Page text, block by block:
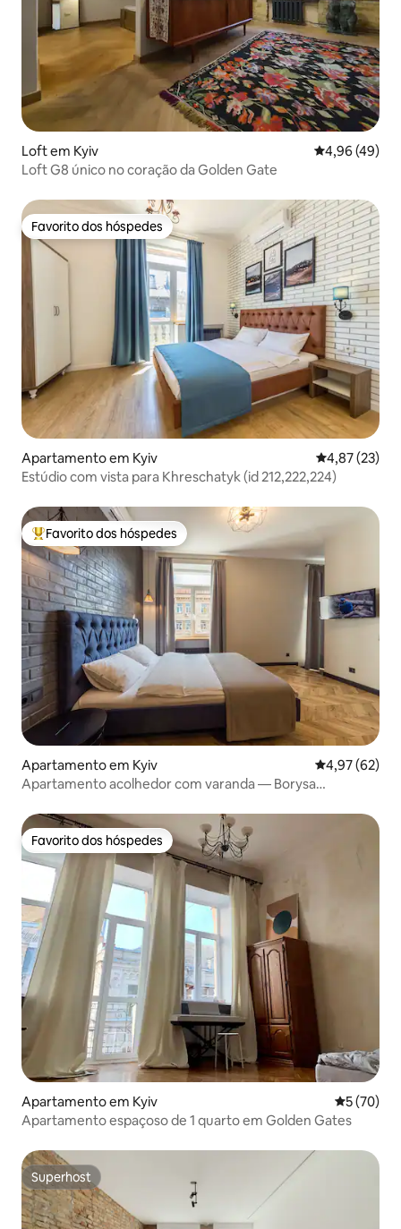
Loft em Kyiv Classificação
4,96 (49)
Loft G8 único no coração da Golden Gate
Favorito dos hóspedes
Favorito dos hóspedes
Apartamento em Kyiv Classificação
4,87 (23)
Estúdio com vista para Khreschatyk (id 212,222,224)
Favoritos dos hóspedes mais apreciados
Favorito dos hóspedes
Apartamento em Kyiv Classificação
4,97 (62)
Apartamento acolhedor com varanda — Borysa
Favorito dos hóspedes
Favorito dos hóspedes
Apartamento em Kyiv
5 (70)
Apartamento espaçoso de 1 quarto em Golden Gates
Superhost
Superhost